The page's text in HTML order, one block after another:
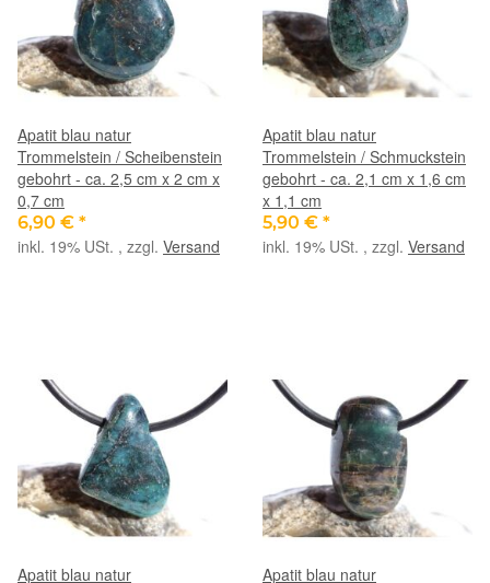
Apatit blau natur
Trommelstein / Scheibenstein
gebohrt - ca. 2,5 cm x 2 cm x
0,7 cm
6,90 € *
inkl. 19% USt. , zzgl. Versand
Apatit blau natur
Trommelstein / Schmuckstein
gebohrt - ca. 2,1 cm x 1,6 cm
x 1,1 cm
5,90 € *
inkl. 19% USt. , zzgl. Versand
Apatit blau natur Apatit blau natur